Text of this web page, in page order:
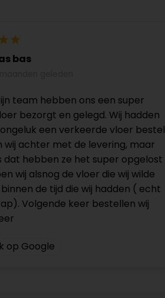
bas
team hebben ons een super
bezorgt en gelegd. Wij hadden
een verkeerde vloer
wij achter met de levering, maar
dat hebben ze het super opgelost
wij alsnog de vloer die wij wilde
de tijd die wij hadden ( echt
Volgende keer bestellen wij
op Google